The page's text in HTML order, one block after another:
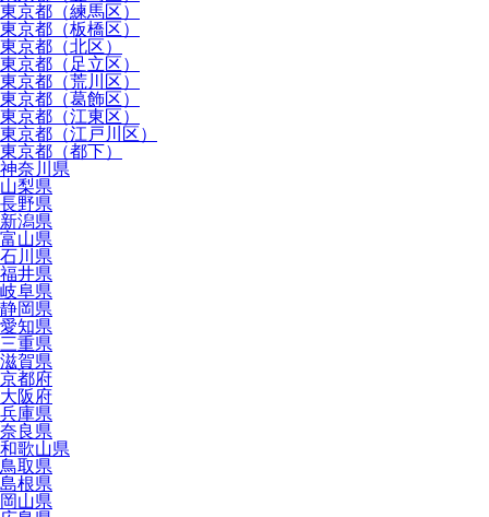
東京都（練馬区）
東京都（板橋区）
東京都（北区）
東京都（足立区）
東京都（荒川区）
東京都（葛飾区）
東京都（江東区）
東京都（江戸川区）
東京都（都下）
神奈川県
山梨県
長野県
新潟県
富山県
石川県
福井県
岐阜県
静岡県
愛知県
三重県
滋賀県
京都府
大阪府
兵庫県
奈良県
和歌山県
鳥取県
島根県
岡山県